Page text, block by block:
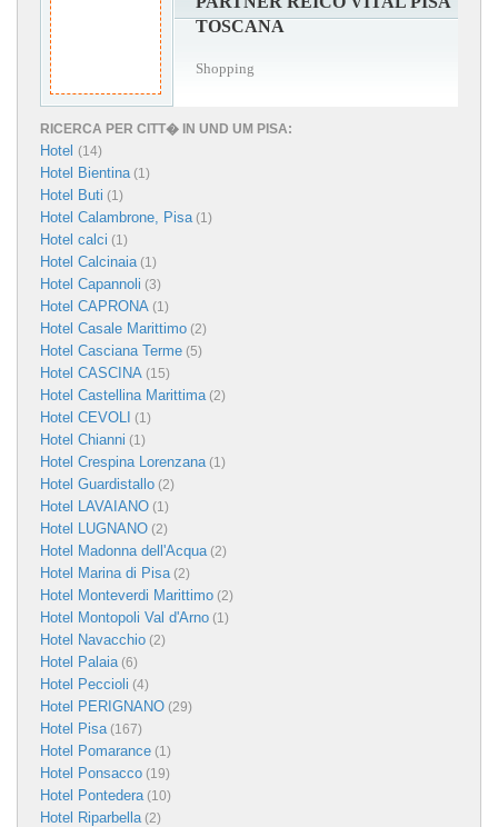
TOSCANA
Shopping
RICERCA PER CITT� IN UND UM PISA:
Hotel (14)
Hotel Bientina(1)
Hotel Buti (1)
Hotel Calambrone, Pisa(1)
Hotel calci (1)
Hotel Calcinaia(1)
Hotel Capannoli (3)
Hotel CAPRONA (1)
Hotel Casale Marittimo (2)
Hotel Casciana Terme (5)
Hotel CASCINA (15)
Hotel Castellina Marittima(2)
Hotel CEVOLI (1)
Hotel Chianni (1)
Hotel Crespina Lorenzana(1)
Hotel Guardistallo (2)
Hotel LAVAIANO (1)
Hotel LUGNANO (2)
Hotel Madonna dell'Acqua(2)
Hotel Marina di Pisa(2)
Hotel Monteverdi Marittimo (2)
Hotel Montopoli Val d'Arno (1)
Hotel Navacchio (2)
Hotel Palaia(6)
Hotel Peccioli (4)
Hotel PERIGNANO (29)
Hotel Pisa(167)
Hotel Pomarance (1)
Hotel Ponsacco (19)
Hotel Pontedera(10)
Hotel Riparbella(2)